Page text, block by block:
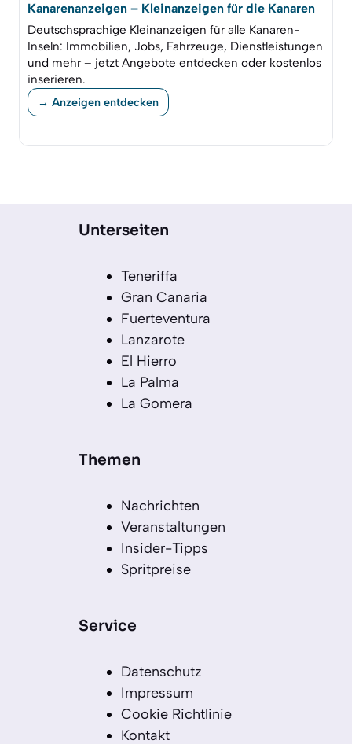
Kanarenanzeigen – Kleinanzeigen für die Kanaren
Deutschsprachige Kleinanzeigen für alle Kanaren-
Inseln: Immobilien, Jobs, Fahrzeuge, Dienstleistungen
und mehr – jetzt Angebote entdecken oder kostenlos
inserieren.
→ Anzeigen entdecken
Unterseiten
Teneriffa
Gran Canaria
Fuerteventura
Lanzarote
El Hierro
La Palma
La Gomera
Themen
Nachrichten
Veranstaltungen
Insider-Tipps
Spritpreise
Service
Datenschutz
Impressum
Cookie Richtlinie
Kontakt